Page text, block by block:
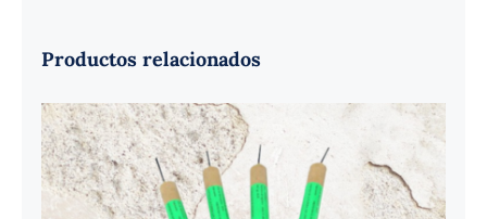
Productos relacionados